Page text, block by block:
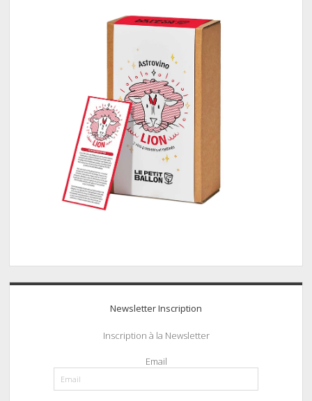
Newsletter Inscription
Inscription à la Newsletter
Email